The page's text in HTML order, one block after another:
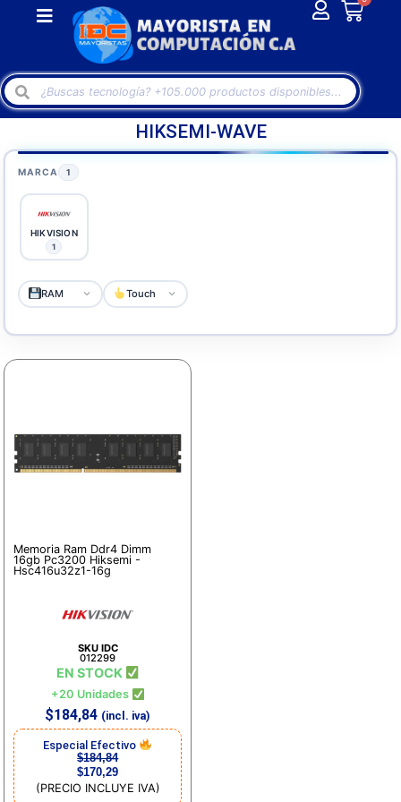
HIKSEMI-WAVE
MARCA 1
HIKVISION
1
RAM Touch
Memoria Ram Ddr4 Dimm
16gb Pc3200 Hiksemi -
Hsc416u32z1-16g
SKU IDC
012299
EN STOCK
+20 Unidades
$184,84 (incl. iva)
Especial Efectivo
$184,84
$170,29
(PRECIO INCLUYE IVA)